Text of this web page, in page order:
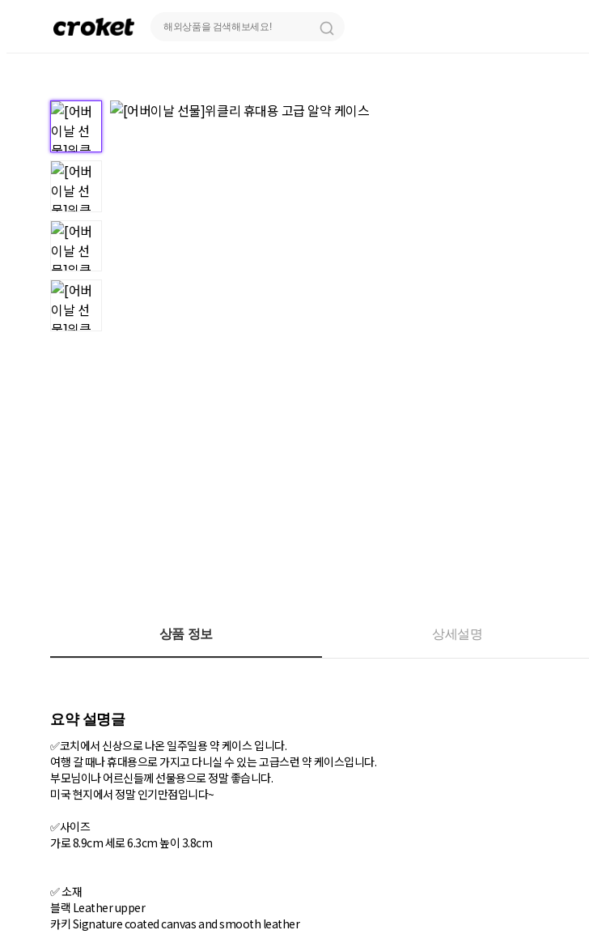
상품 정보 상세설명
요약 설명글
✅코치에서 신상으로 나온 일주일용 약 케이스 입니다.
여행 갈 때나 휴대용으로 가지고 다니실 수 있는 고급스런 약 케이스입니다.
부모님이나 어르신들께 선물용으로 정말 좋습니다.
미국 현지에서 정말 인기만점입니다~
✅사이즈
가로 8.9cm 세로 6.3cm 높이 3.8cm
✅ 소재
블랙 Leather upper
카키 Signature coated canvas and smooth leather